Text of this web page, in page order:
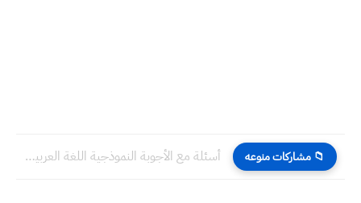
📁 مشاركات منوعه أسئلة مع الأجوبة النموذجية اللغة العربية للصف السادس الاعدادي مراجعة...